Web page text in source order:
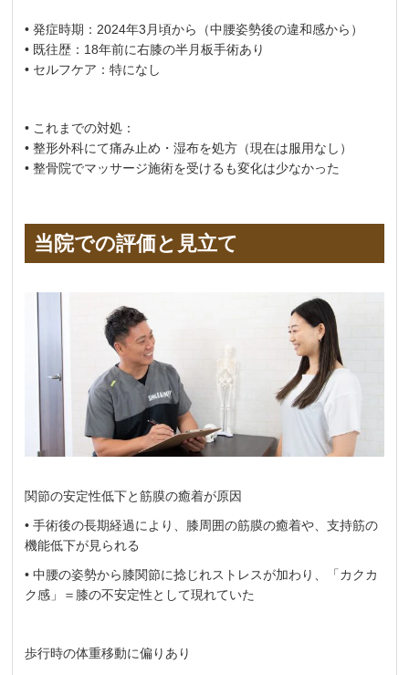
• 発症時期：2024年3月頃から（中腰姿勢後の違和感から）
• 既往歴：18年前に右膝の半月板手術あり
• セルフケア：特になし
• これまでの対処：
• 整形外科にて痛み止め・湿布を処方（現在は服用なし）
• 整骨院でマッサージ施術を受けるも変化は少なかった
当院での評価と見立て
関節の安定性低下と筋膜の癒着が原因
• 手術後の長期経過により、膝周囲の筋膜の癒着や、支持筋の
機能低下が見られる
• 中腰の姿勢から膝関節に捻じれストレスが加わり、「カクカ
ク感」＝膝の不安定性として現れていた
歩行時の体重移動に偏りあり